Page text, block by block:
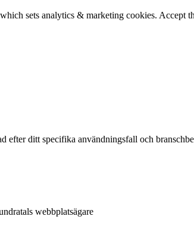
sets analytics & marketing cookies. Accept
efter ditt specifika användningsfall och
webbplatsägare